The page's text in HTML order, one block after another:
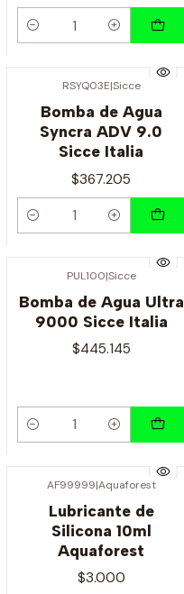
Cantidad
RSYQ03E|Sicce
Bomba de Agua
Syncra ADV 9.0
Sicce Italia
$367.205
Cantidad
PUL100|Sicce
Bomba de Agua Ultra
9000 Sicce Italia
$445.145
Cantidad
AF99999|Aquaforest
Lubricante de
Silicona 10ml
Aquaforest
$3.000